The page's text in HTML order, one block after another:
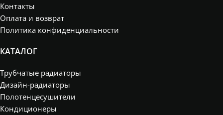
Контакты
Оплата и возврат
Политика конфиденциальности
КАТАЛОГ
Трубчатые радиаторы
Дизайн-радиаторы
Полотенцесушители
Кондиционеры